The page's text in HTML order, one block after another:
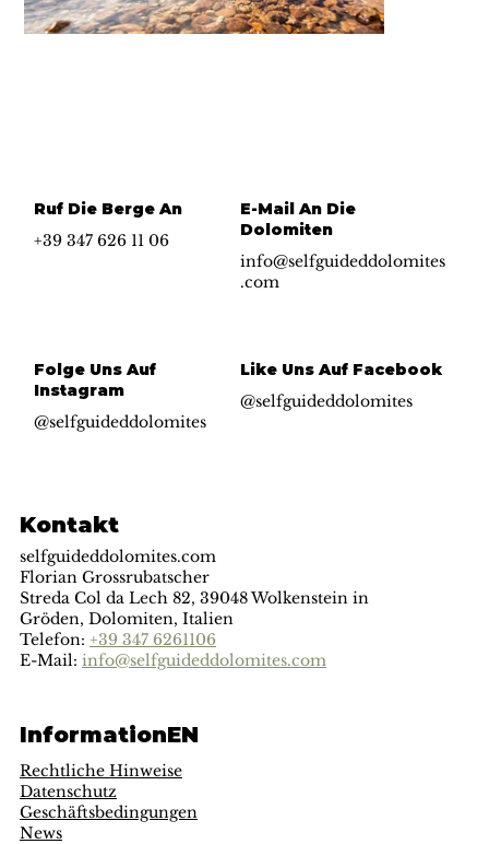
Kontakt
selfguideddolomites.com
Florian Grossrubatscher
Streda Col da Lech 82, 39048 Wolkenstein in
Gröden, Dolomiten, Italien
Telefon: +39 347 6261106
E-Mail: info@selfguideddolomites.com
InformationEN
Rechtliche Hinweise
Datenschutz
Geschäftsbedingungen
News
+39 347 626 11 06
Ruf Die Berge An
info@selfguideddolomites
.com
E-Mail An Die
Dolomiten
@selfguideddolomites
Folge Uns Auf
Instagram
@selfguideddolomites
Like Uns Auf Facebook